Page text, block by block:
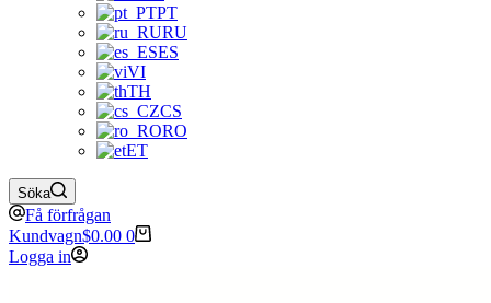
PT
RU
ES
VI
TH
CS
RO
ET
Söka
Få förfrågan
Kundvagn$0.00 0
Logga in